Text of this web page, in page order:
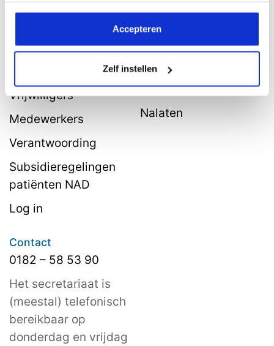
Accepteren
Zelf instellen
Doelstelling
Vrijwilligers
Medewerkers
Verantwoording
Subsidieregelingen
patiënten NAD
Log in
Lid worden
Doneren
Doneren met
belastingvoordeel
Nalaten
Contact
0182 – 58 53 90
Het secretariaat is
(meestal) telefonisch
bereikbaar op
donderdag en vrijdag